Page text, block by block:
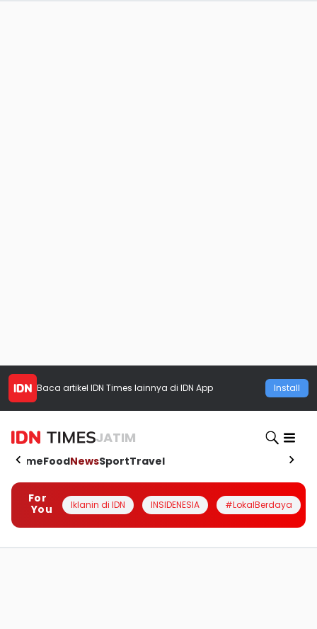
Baca artikel IDN Times lainnya di IDN App Install
JATIM
HomeFoodNewsSportTravel
For
You
Iklanin di IDN INSIDENESIA #LokalBerdaya